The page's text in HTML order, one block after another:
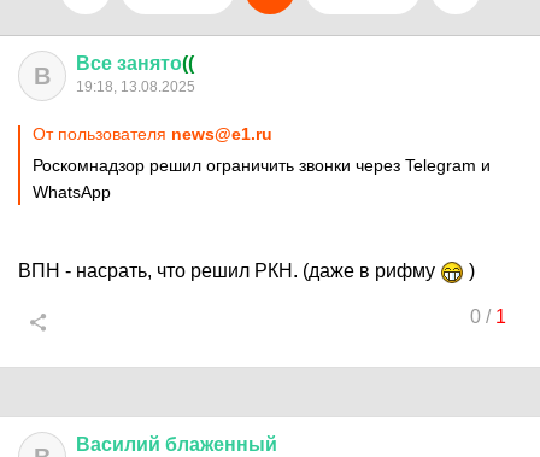
В Все занято((
19:18, 13.08.2025
От пользователя news@e1.ru
Роскомнадзор решил ограничить звонки через Telegram и
WhatsApp
ВПН - насрать, что решил РКН. (даже в рифму )
0/ 1
Василий блаженный